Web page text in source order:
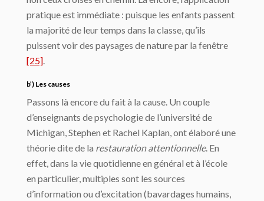
pratique est immédiate : puisque les enfants passent
la majorité de leur temps dans la classe, qu’ils
puissent voir des paysages de nature par la fenêtre
[25].
b’) Les causes
Passons là encore du fait à la cause. Un couple
d’enseignants de psychologie de l’université de
Michigan, Stephen et Rachel Kaplan, ont élaboré une
théorie dite de la restauration attentionnelle. En
effet, dans la vie quotidienne en général et à l’école
en particulier, multiples sont les sources
d’information ou d’excitation (bavardages humains,